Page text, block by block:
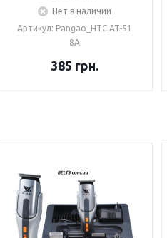
Нет в наличии
Артикул: Pangao_HTC AT-51
8A
385 грн.